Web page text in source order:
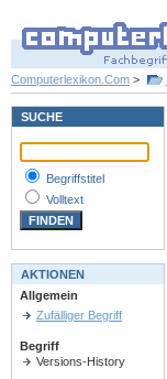
Computerlexikon.Com >
SUCHE
Begriffstitel
Volltext
AKTIONEN
Allgemein
Zufälliger Begriff
Begriff
Versions-History